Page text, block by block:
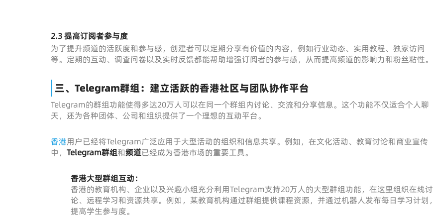
2.3 提高订阅者参与度
为了提升频道的活跃度和参与感，创建者可以定期分享有价值的内容，例如行业动态、实用教程、独家访问
等。定期的互动、调查问卷以及实时反馈都能帮助增强订阅者的参与感，从而提高频道的影响力和粉丝粘性。
三、Telegram群组：建立活跃的香港社区与团队协作平台
Telegram的群组功能使得多达20万人可以在同一个群组内讨论、交流和分享信息。这个功能不仅适合个人聊
天，还为各种团体、公司和组织提供了一个理想的互动平台。
香港用户已经将Telegram广泛应用于大型活动的组织和信息共享。例如，在文化活动、教育讨论和商业宣传
中， Telegram群组和频道已经成为香港市场的重要工具。
香港大型群组互动：
香港的教育机构、企业以及兴趣小组充分利用Telegram支持20万人的大型群组功能，在这里组织在线讨
论、远程学习和资源共享。例如，某教育机构通过群组提供课程资源，并通过机器人发布每日学习计划，
提高学生参与度。